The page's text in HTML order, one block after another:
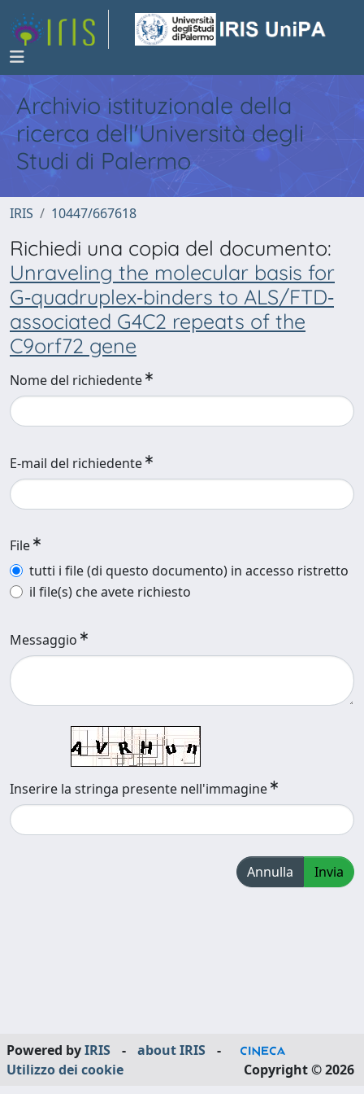
Archivio istituzionale della
ricerca dell'Università degli
Studi di Palermo
IRIS 10447/667618
Richiedi una copia del documento:
Unraveling the molecular basis for
G‐quadruplex‐binders to ALS/FTD‐
associated G4C2 repeats of the
C9orf72 gene
Nome del richiedente
E-mail del richiedente
File
tutti i file (di questo documento) in accesso ristretto
il file(s) che avete richiesto
Messaggio
Inserire la stringa presente nell'immagine
Annulla Invia
Powered byIRIS - about IRIS
-
Utilizzo dei cookie
Copyright © 2026